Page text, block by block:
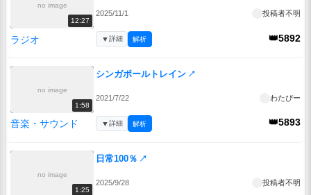
no image
12:27
2025/11/1 投稿者不明
ラジオ 👑5892
▼詳細 解析
no image
1:58
シンガポールトレイン ↗
2021/7/22 わたぴー
音楽・サウンド 👑5893
▼詳細 解析
no image
1:25
日常100％ ↗
2025/9/28 投稿者不明